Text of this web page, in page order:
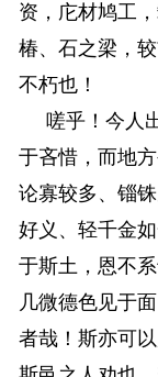
资，庀材鸠工
椿、石之梁，
不朽也！
嗟乎！今人
于吝惜，而地
论寡较多、锱
好义、轻千金
于斯土，恩不
几微德色见于
者哉！斯亦可